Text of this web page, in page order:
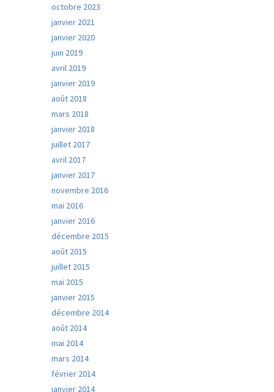
octobre 2023
janvier 2021
janvier 2020
juin 2019
avril 2019
janvier 2019
août 2018
mars 2018
janvier 2018
juillet 2017
avril 2017
janvier 2017
novembre 2016
mai 2016
janvier 2016
décembre 2015
août 2015
juillet 2015
mai 2015
janvier 2015
décembre 2014
août 2014
mai 2014
mars 2014
février 2014
janvier 2014